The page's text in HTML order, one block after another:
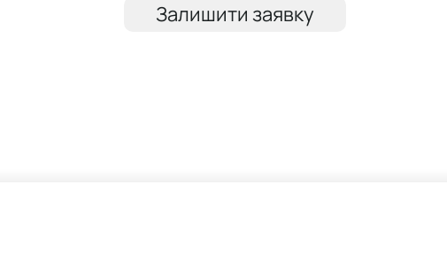
Залишити заявку